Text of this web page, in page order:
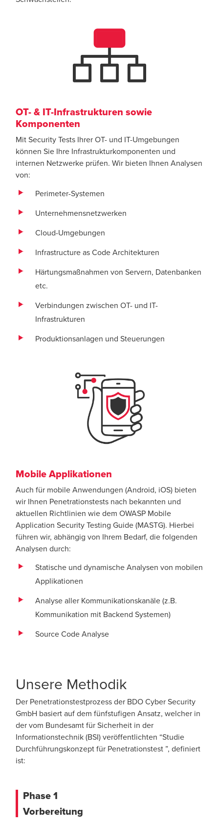
OT- & IT-Infrastrukturen sowie
Komponenten
Mit Security Tests Ihrer OT- und IT-Umgebungen
können Sie Ihre Infrastrukturkomponenten und
internen Netzwerke prüfen. Wir bieten Ihnen Analysen
von:
Perimeter-Systemen
Unternehmensnetzwerken
Cloud-Umgebungen
Infrastructure as Code Architekturen
Härtungsmaßnahmen von Servern, Datenbanken
etc.
Verbindungen zwischen OT- und IT-
Infrastrukturen
Produktionsanlagen und Steuerungen
Mobile Applikationen
Auch für mobile Anwendungen (Android, iOS) bieten
wir Ihnen Penetrationstests nach bekannten und
aktuellen Richtlinien wie dem OWASP Mobile
Application Security Testing Guide (MASTG). Hierbei
führen wir, abhängig von Ihrem Bedarf, die folgenden
Analysen durch:
Statische und dynamische Analysen von mobilen
Applikationen
Analyse aller Kommunikationskanäle (z.B.
Kommunikation mit Backend Systemen)
Source Code Analyse
Unsere Methodik
Der Penetrationstestprozess der BDO Cyber Security
GmbH basiert auf dem fünfstufigen Ansatz, welcher in
der vom Bundesamt für Sicherheit in der
Informationstechnik (BSI) veröffentlichten “Studie
Durchführungskonzept für Penetrationstest ”, definiert
ist:
Phase 1
Vorbereitung